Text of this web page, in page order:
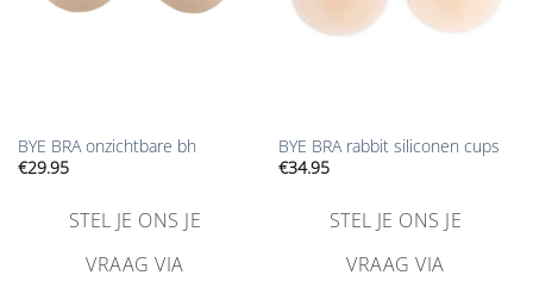
BYE BRA onzichtbare bh
€29.95
STEL JE ONS JE
VRAAG VIA
BYE BRA rabbit siliconen cups
€34.95
STEL JE ONS JE
VRAAG VIA